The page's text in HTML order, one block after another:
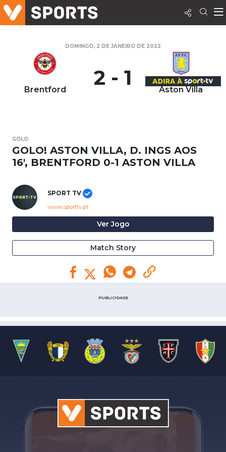
DOMINGO, 2 DE JANEIRO DE 2022
Brentford 2 - 1 Aston Villa
GOLO
GOLO! ASTON VILLA, D. INGS AOS
16', BRENTFORD 0-1 ASTON VILLA
SPORT TV
www.sporttv.pt
Ver Jogo
Match Story
PUBLICIDADE